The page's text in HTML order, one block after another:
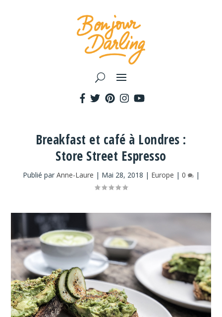
Breakfast et café à Londres :
Store Street Espresso
Publié par Anne-Laure | Mai 28, 2018 | Europe | 0 |